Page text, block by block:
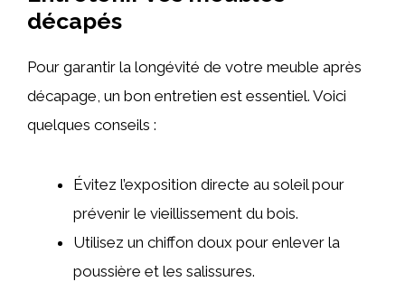
décapés
Pour garantir la longévité de votre meuble après
décapage, un bon entretien est essentiel. Voici
quelques conseils :
Évitez l’exposition directe au soleil pour
prévenir le vieillissement du bois.
Utilisez un chiffon doux pour enlever la
poussière et les salissures.